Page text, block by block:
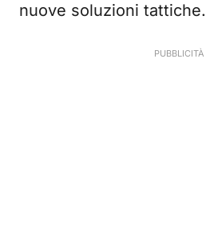
nuove soluzioni tattiche.